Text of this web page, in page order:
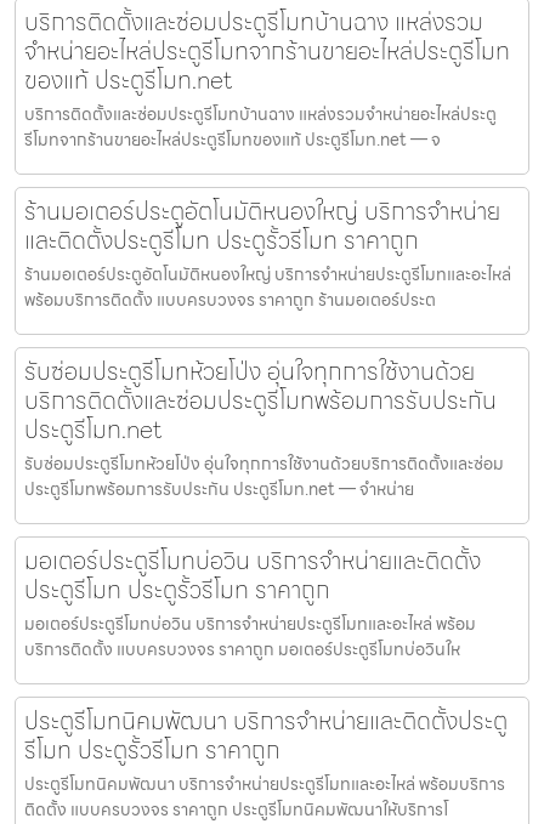
บริการติดตั้งและซ่อมประตูรีโมทบ้านฉาง แหล่งรวม
จำหน่ายอะไหล่ประตูรีโมทจากร้านขายอะไหล่ประตูรีโมท
ของแท้ ประตูรีโมท.net
บริการติดตั้งและซ่อมประตูรีโมทบ้านฉาง แหล่งรวมจำหน่ายอะไหล่ประตู
รีโมทจากร้านขายอะไหล่ประตูรีโมทของแท้ ประตูรีโมท.net — จ
ร้านมอเตอร์ประตูอัตโนมัติหนองใหญ่ บริการจำหน่าย
และติดตั้งประตูรีโมท ประตูรั้วรีโมท ราคาถูก
ร้านมอเตอร์ประตูอัตโนมัติหนองใหญ่ บริการจำหน่ายประตูรีโมทและอะไหล่
พร้อมบริการติดตั้ง แบบครบวงจร ราคาถูก ร้านมอเตอร์ประต
รับซ่อมประตูรีโมทห้วยโป่ง อุ่นใจทุกการใช้งานด้วย
บริการติดตั้งและซ่อมประตูรีโมทพร้อมการรับประกัน
ประตูรีโมท.net
รับซ่อมประตูรีโมทห้วยโป่ง อุ่นใจทุกการใช้งานด้วยบริการติดตั้งและซ่อม
ประตูรีโมทพร้อมการรับประกัน ประตูรีโมท.net — จำหน่าย
มอเตอร์ประตูรีโมทบ่อวิน บริการจำหน่ายและติดตั้ง
ประตูรีโมท ประตูรั้วรีโมท ราคาถูก
มอเตอร์ประตูรีโมทบ่อวิน บริการจำหน่ายประตูรีโมทและอะไหล่ พร้อม
บริการติดตั้ง แบบครบวงจร ราคาถูก มอเตอร์ประตูรีโมทบ่อวินให
ประตูรีโมทนิคมพัฒนา บริการจำหน่ายและติดตั้งประตู
รีโมท ประตูรั้วรีโมท ราคาถูก
ประตูรีโมทนิคมพัฒนา บริการจำหน่ายประตูรีโมทและอะไหล่ พร้อมบริการ
ติดตั้ง แบบครบวงจร ราคาถูก ประตูรีโมทนิคมพัฒนาให้บริการโ